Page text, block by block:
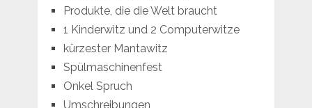
Produkte, die die Welt braucht
1 Kinderwitz und 2 Computerwitze
kürzester Mantawitz
Spülmaschinenfest
Onkel Spruch
Umschreibungen